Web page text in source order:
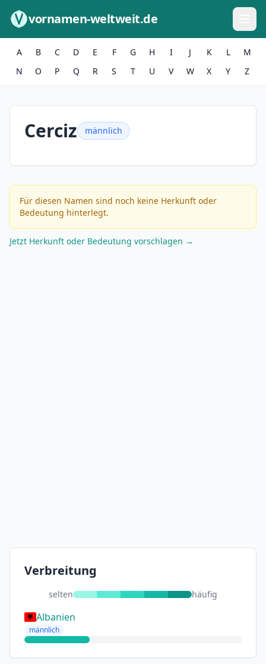
vornamen-weltweit.de
A B C D E F G H I J K L
M
N
O P Q R S T U V W X Y Z
Cerciz männlich
Für diesen Namen sind noch keine Herkunft oder
Bedeutung hinterlegt.
Jetzt Herkunft oder Bedeutung vorschlagen →
Verbreitung
selten häufig
Albanien
männlich